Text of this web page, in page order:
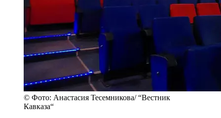
© Фото: Анастасия Тесемникова/ “Вестник
Кавказа“